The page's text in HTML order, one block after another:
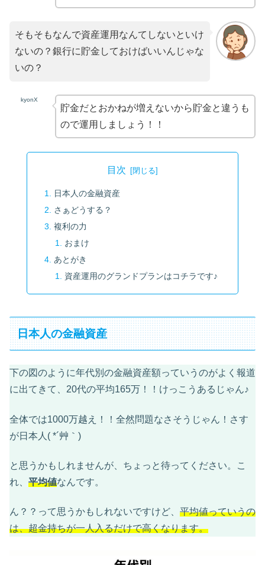
そもそもなんで資産運用なんてしないといけ
ないの？銀行に貯金しておけばいいんじゃな
いの？
kyonX
貯金だとおかねが増えないから貯金と違うも
ので運用しましょう！！
目次
日本人の金融資産
さぁどうする？
複利の力
おまけ
あとがき
資産運用のグランドプランはコチラです♪
日本人の金融資産
下の図のように年代別の金融資産額っていうのがよく報道
に出てきて、20代の平均165万！！けっこうあるじゃん♪
全体では1000万越え！！全然問題なさそうじゃん！さす
が日本人( *´艸｀)
と思うかもしれませんが、ちょっと待ってください。こ
れ、 平均値なんです。
ん？？って思うかもしれないですけど、 平均値っていうの
は、超金持ちが一人入るだけで高くなります。